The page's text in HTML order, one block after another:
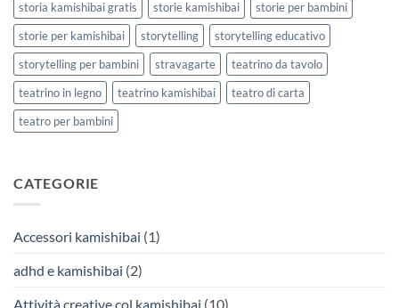
storia kamishibai gratis
storie kamishibai
storie per bambini
storie per kamishibai
storytelling
storytelling educativo
storytelling per bambini
stravagarte
teatrino da tavolo
teatrino in legno
teatrino kamishibai
teatro di carta
teatro per bambini
CATEGORIE
Accessori kamishibai (1)
adhd e kamishibai (2)
Attività creative col kamishibai (10)